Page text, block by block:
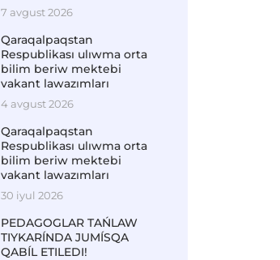
7 avgust 2026
Qaraqalpaqstan
Respublikası ulıwma orta
bilim beriw mektebi
vakant lawazımları
4 avgust 2026
Qaraqalpaqstan
Respublikası ulıwma orta
bilim beriw mektebi
vakant lawazımları
30 iyul 2026
PEDAGOGLAR TAŃLAW
TIYKARÍNDA JUMÍSQA
QABÍL ETILEDI!